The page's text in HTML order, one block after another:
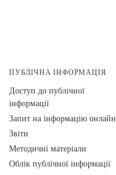
ПУБЛІЧНА ІНФОРМАЦІЯ
Доступ до публічної
інформації
Запит на інформацію онлайн
Звіти
Методичні матеріали
Облік публічної інформації